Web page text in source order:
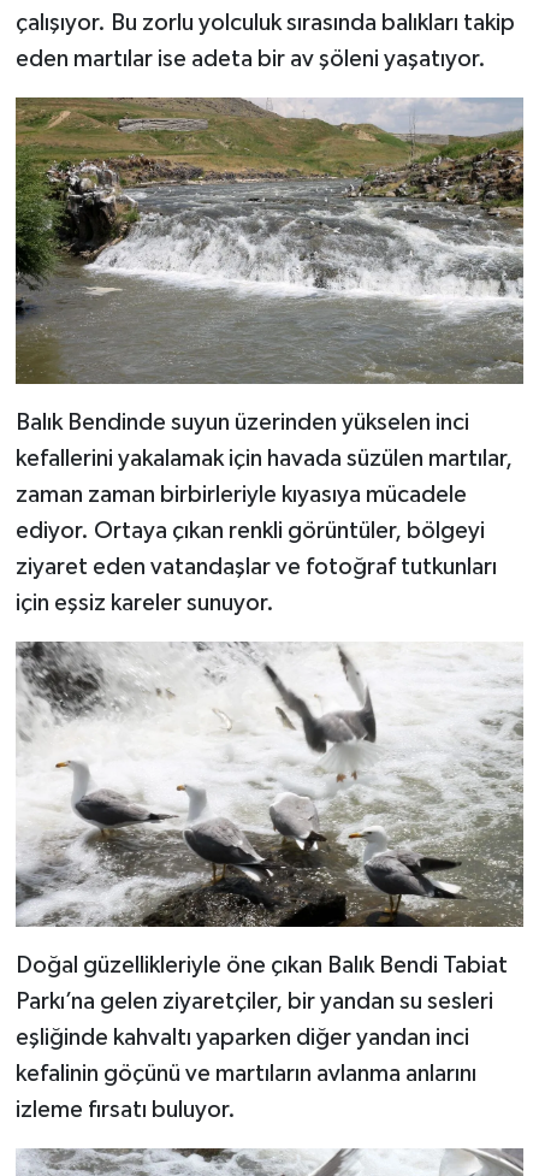
çalışıyor. Bu zorlu yolculuk sırasında balıkları takip
eden martılar ise adeta bir av şöleni yaşatıyor.
Balık Bendinde suyun üzerinden yükselen inci
kefallerini yakalamak için havada süzülen martılar,
zaman zaman birbirleriyle kıyasıya mücadele
ediyor. Ortaya çıkan renkli görüntüler, bölgeyi
ziyaret eden vatandaşlar ve fotoğraf tutkunları
için eşsiz kareler sunuyor.
Doğal güzellikleriyle öne çıkan Balık Bendi Tabiat
Parkı’na gelen ziyaretçiler, bir yandan su sesleri
eşliğinde kahvaltı yaparken diğer yandan inci
kefalinin göçünü ve martıların avlanma anlarını
izleme fırsatı buluyor.